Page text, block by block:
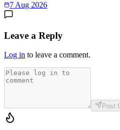
7 Aug 2026
Leave a Reply
Log in to leave a comment.
Post